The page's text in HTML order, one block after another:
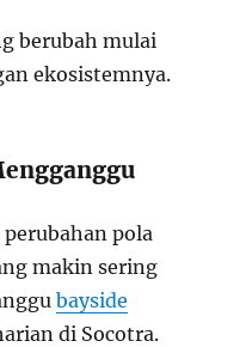
berubah mulai
ekosistemnya.
pola
makin sering
bayside
di Socotra.